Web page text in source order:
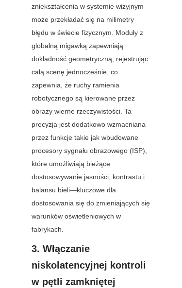
zniekształcenia w systemie wizyjnym
może przekładać się na milimetry
błędu w świecie fizycznym. Moduły z
globalną migawką zapewniają
dokładność geometryczną, rejestrując
całą scenę jednocześnie, co
zapewnia, że ruchy ramienia
robotycznego są kierowane przez
obrazy wierne rzeczywistości. Ta
precyzja jest dodatkowo wzmacniana
przez funkcje takie jak wbudowane
procesory sygnału obrazowego (ISP),
które umożliwiają bieżące
dostosowywanie jasności, kontrastu i
balansu bieli—kluczowe dla
dostosowania się do zmieniających się
warunków oświetleniowych w
fabrykach.
3. Włączanie
niskolatencyjnej kontroli
w pętli zamkniętej